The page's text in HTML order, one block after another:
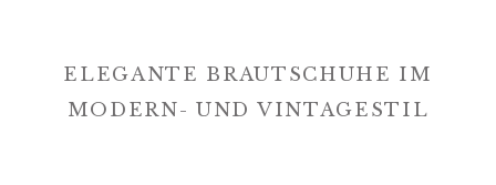
ELEGANTE BRAUTSCHUHE IM
MODERN- UND VINTAGESTIL